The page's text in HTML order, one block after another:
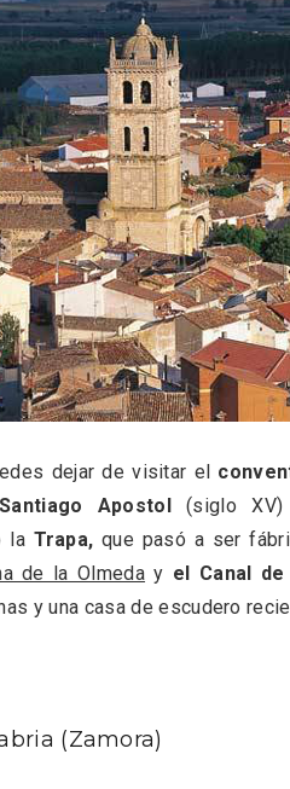
dejar de visitar el
Santiago Apostol(siglo
la Trapa, que pasó a ser
de la Olmeda y el Canal
y una casa de escudero
(Zamora)
Paseo nocturno por
Valladolid
Itinerarios musicales
Miguel del Pino 2026